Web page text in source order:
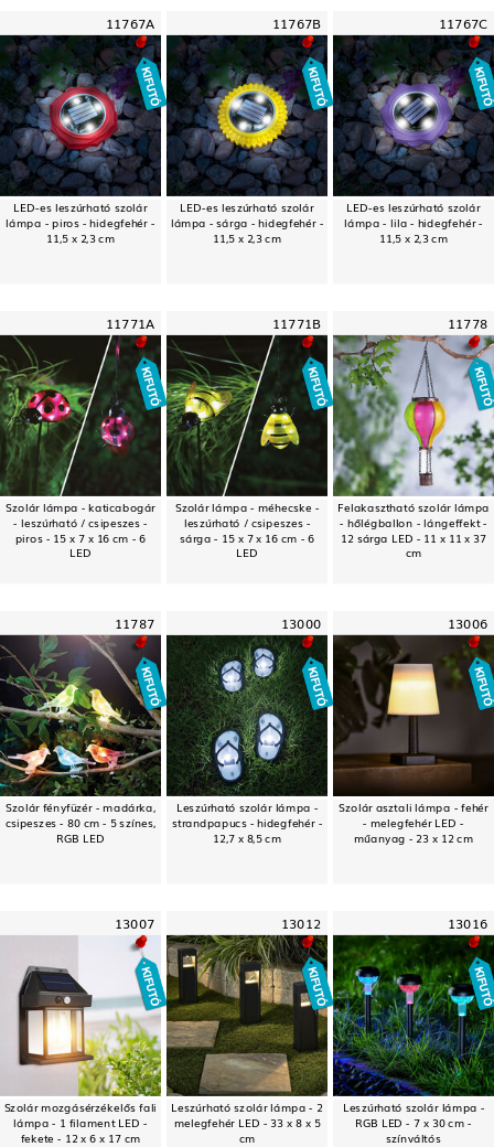
11767A
LED-es leszúrható szolár
lámpa - piros - hidegfehér -
11,5 x 2,3 cm
11767B
LED-es leszúrható szolár
lámpa - sárga - hidegfehér -
11,5 x 2,3 cm
11767C
LED-es leszúrható szolár
lámpa - lila - hidegfehér -
11,5 x 2,3 cm
11771A
Szolár lámpa - katicabogár
- leszúrható / csipeszes -
piros - 15 x 7 x 16 cm - 6
LED
11771B
Szolár lámpa - méhecske -
leszúrható / csipeszes -
sárga - 15 x 7 x 16 cm - 6
LED
11778
Felakasztható szolár lámpa
- hőlégballon - lángeffekt -
12 sárga LED - 11 x 11 x 37
cm
11787
Szolár fényfüzér - madárka,
csipeszes - 80 cm - 5 színes,
RGB LED
13000
Leszúrható szolár lámpa -
strandpapucs - hidegfehér -
12,7 x 8,5 cm
13006
Szolár asztali lámpa - fehér
- melegfehér LED -
műanyag - 23 x 12 cm
13007
Szolár mozgásérzékelős fali
lámpa - 1 filament LED -
fekete - 12 x 6 x 17 cm
13012
Leszúrható szolár lámpa - 2
melegfehér LED - 33 x 8 x 5
cm
13016
Leszúrható szolár lámpa -
RGB LED - 7 x 30 cm -
színváltós